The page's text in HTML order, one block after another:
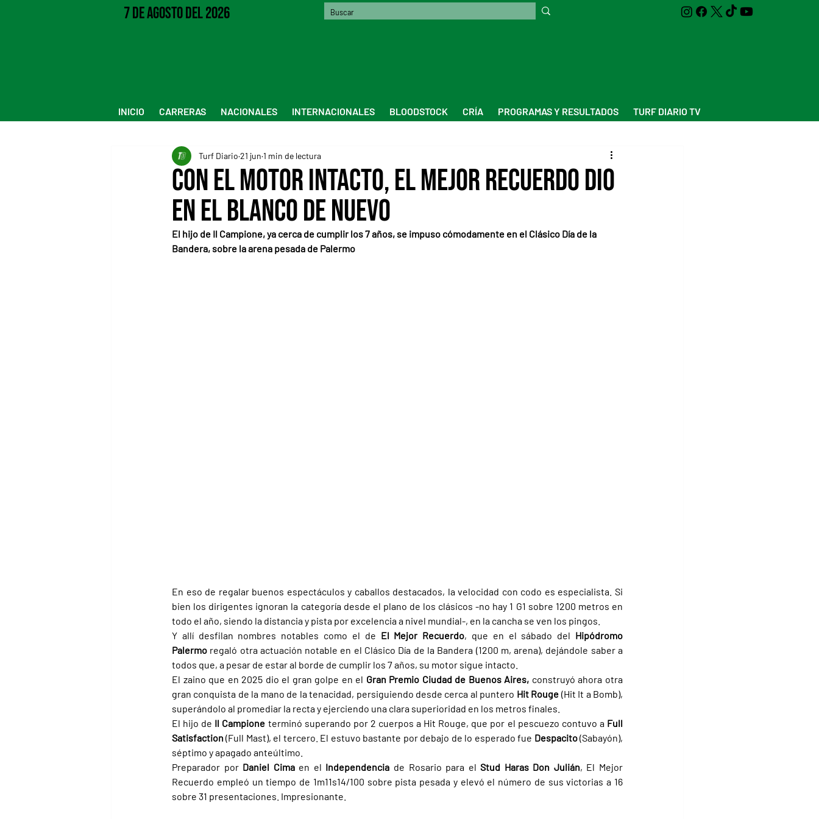
7 de Agosto del 2026
INICIO CARRERAS NACIONALES INTERNACIONALES BLOODSTOCK CRÍA PROGRAMAS Y RESULTADOS TURF DIARIO TV
Con el motor intacto, El Mejor Recuerdo dio
en el blanco de nuevo
Turf Diario 21 jun 1 min de lectura
El hijo de Il Campione, ya cerca de cumplir los 7 años, se impuso cómodamente en el Clásico Día de la
Bandera, sobre la arena pesada de Palermo
En eso de regalar buenos espectáculos y caballos destacados, la velocidad con codo es especialista. Si
bien los dirigentes ignoran la categoría desde el plano de los clásicos -no hay 1 G1 sobre 1200 metros en
todo el año, siendo la distancia y pista por excelencia a nivel mundial-, en la cancha se ven los pingos.
Y allí desfilan nombres notables como el de El Mejor Recuerdo, que en el sábado del Hipódromo
Palermo regaló otra actuación notable en el Clásico Día de la Bandera (1200 m, arena), dejándole saber a
todos que, a pesar de estar al borde de cumplir los 7 años, su motor sigue intacto.
El zaino que en 2025 dio el gran golpe en el Gran Premio Ciudad de Buenos Aires, construyó ahora otra
gran conquista de la mano de la tenacidad, persiguiendo desde cerca al puntero Hit Rouge (Hit It a Bomb),
superándolo al promediar la recta y ejerciendo una clara superioridad en los metros finales.
El hijo de Il Campione terminó superando por 2 cuerpos a Hit Rouge, que por el pescuezo contuvo a Full
Satisfaction (Full Mast), el tercero. El estuvo bastante por debajo de lo esperado fue Despacito (Sabayón),
séptimo y apagado anteúltimo.
Preparador por Daniel Cima en el Independencia de Rosario para el Stud Haras Don Julián, El Mejor
Recuerdo empleó un tiempo de 1m11s14/100 sobre pista pesada y elevó el número de sus victorias a 16
sobre 31 presentaciones. Impresionante.